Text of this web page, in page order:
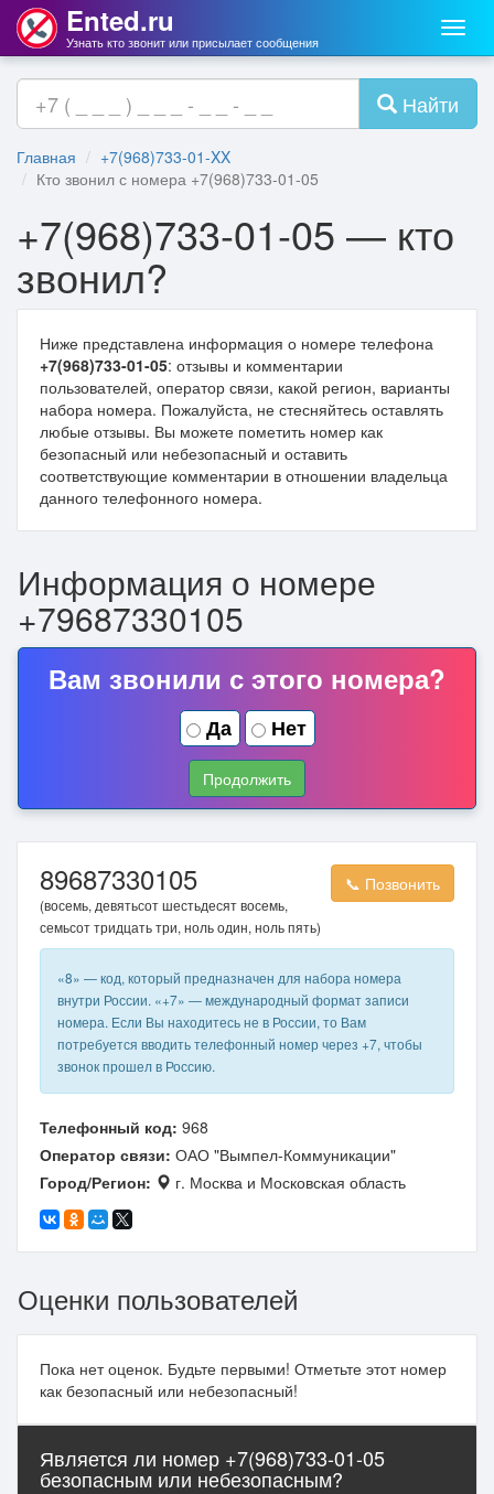
Меню
Ented.ru
Узнать кто звонит или присылает сообщения
Найти
Главная
+7(968)733-01-XX
Кто звонил с номера +7(968)733-01-05
+7(968)733-01-05 — кто
звонил?
Ниже представлена информация о номере телефона
+7(968)733-01-05: отзывы и комментарии
пользователей, оператор связи, какой регион, варианты
набора номера. Пожалуйста, не стесняйтесь оставлять
любые отзывы. Вы можете пометить номер как
безопасный или небезопасный и оставить
соответствующие комментарии в отношении владельца
данного телефонного номера.
Информация о номере
+79687330105
Вам звонили с этого номера?
Да Нет
Продолжить
89687330105 📞 Позвонить
(восемь, девятьсот шестьдесят восемь,
семьсот тридцать три, ноль один, ноль пять)
«8» — код, который предназначен для набора номера
внутри России. «+7» — международный формат записи
номера. Если Вы находитесь не в России, то Вам
потребуется вводить телефонный номер через +7, чтобы
звонок прошел в Россию.
Телефонный код: 968
Оператор связи: ОАО "Вымпел-Коммуникации"
Город/Регион:
г. Москва и Московская область
Оценки пользователей
Пока нет оценок. Будьте первыми! Отметьте этот номер
как безопасный или небезопасный!
Является ли номер +7(968)733-01-05
безопасным или небезопасным?